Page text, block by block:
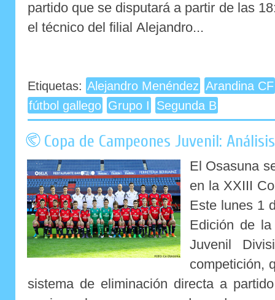
partido que se disputará a partir de las
el técnico del filial Alejandro...
Etiquetas: Alejandro Menéndez Arandina CF
fútbol gallego Grupo I Segunda B
Copa de Campeones Juvenil:
El Osasuna
en la XXIII
Este lunes 1
Edición de
Juvenil
competición,
sistema de eliminación directa a